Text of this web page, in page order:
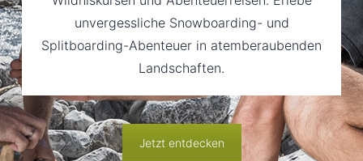
unvergessliche Snowboarding- und
Splitboarding-Abenteuer in atemberaubenden
Landschaften.
Jetzt entdecken